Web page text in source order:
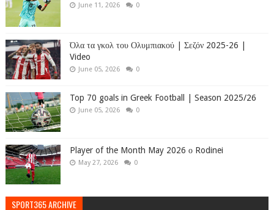
June 11, 2026 0
Όλα τα γκολ του Ολυμπιακού | Σεζόν 2025-26 |
Video
June 05, 2026 0
Top 70 goals in Greek Football | Season 2025/26
June 05, 2026 0
Player of the Month May 2026 ο Rodinei
May 27, 2026 0
SPORT365 ARCHIVE